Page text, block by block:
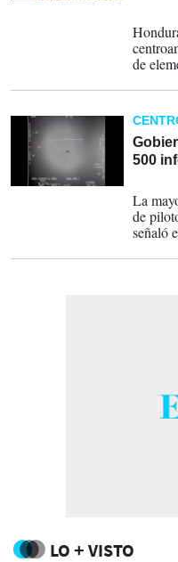
de
500
La
de
señaló
LO + VISTO